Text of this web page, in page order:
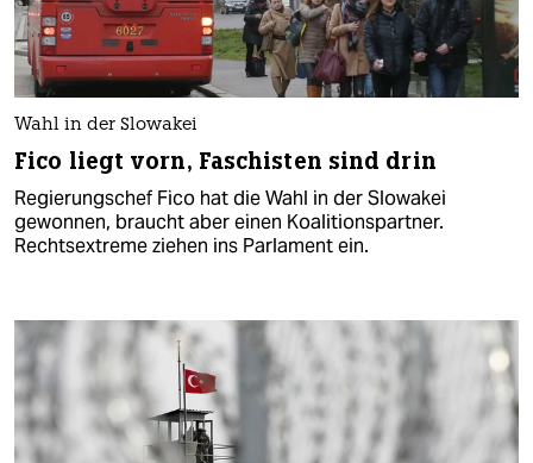
Wahl in der Slowakei
Fico liegt vorn, Faschisten sind drin
Regierungschef Fico hat die Wahl in der Slowakei
gewonnen, braucht aber einen Koalitionspartner.
Rechtsextreme ziehen ins Parlament ein.